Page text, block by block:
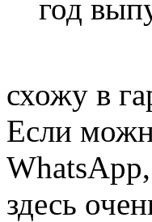
год
схожу в
Если
здесь